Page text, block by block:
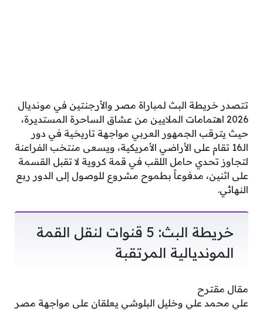
تتصدر خريطة البث لمباراة مصر والأرجنتين في مونديال
2026 اهتمامات الملايين من عشاق الساحرة المستديرة،
حيث يترقب الجمهور العربي مواجهة تاريخية في دور
الـ16 تقام على الأراضي الأمريكية، ويسعى منتخب الفراعنة
لتجاوز تحدي حامل اللقب في قمة كروية لا تقبل القسمة
على اثنين، مدفوعاً بطموح مشروع للوصول إلى الدور ربع
النهائي.
خريطة البث: 5 قنوات لنقل القمة
المونديالية المرتقبة
مقال مقترح
علي محمد علي وخليل البلوشي يعلقان على مواجهة مصر